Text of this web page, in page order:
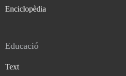
Enciclopèdia
Educació
Text